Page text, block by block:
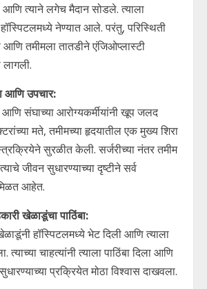
आणि त्याने लगेच मैदान सोडले. त्याला
नेण्यात आले. परंतु, परिस्थिती
तमीमला तातडीने एंजिओप्लास्टी
आणि उपचार:
आणि संघाच्या आरोग्यकर्मीयांनी खूप जलद
मते, तमीमच्या हृदयातील एक मुख्य शिरा
सुरळीत केली. सर्जरीच्या नंतर तमीम
जीवन सुधारण्याच्या दृष्टीने सर्व
आहेत.
खेळाडूंचा पाठिंबा:
हॉस्पिटलमध्ये भेट दिली आणि त्याला
चाहत्यांनी त्याला पाठिंबा दिला आणि
प्रक्रियेत मोठा विश्वास दाखवला.